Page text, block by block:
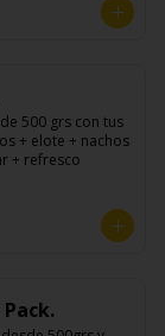
500 grs con tus
+ elote + nachos
+ refresco